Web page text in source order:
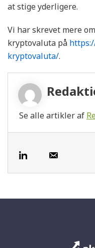
at stige yderligere.
Vi har skrevet mere
kryptovaluta på
kryptovaluta/.
Se alle artikler af